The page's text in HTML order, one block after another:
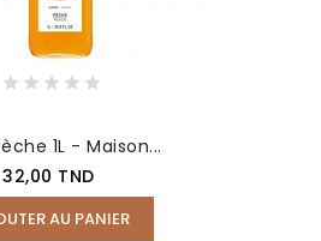
1L - Maison...
Prix
32,00 TND
AU PANIER